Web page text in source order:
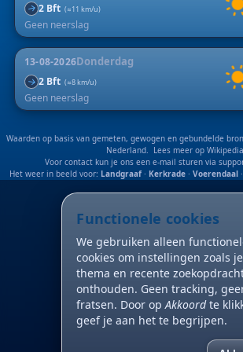
Geen neerslag
↑2 Bft (≈11 km/u)
13-08-2026Donderdag
Geen neerslag
↑2 Bft (≈8 km/u)
Waarden op basis van gemeten, gewogen en gebundelde
Nederland. Lees meer op Wikipedia
Voor contact kun je ons een e-mail sturen via
Het weer in beeld voor: Landgraaf· Kerkrade· Voerendaal·
Functionele cookies
We gebruiken alleen
cookies om instellingen zoals je
thema en recente
onthouden. Geen tracking,
fratsen. Door opAkkoordte
geef je aan het te begrijpen.